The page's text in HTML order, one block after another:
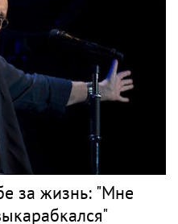
за жизнь: "Мне